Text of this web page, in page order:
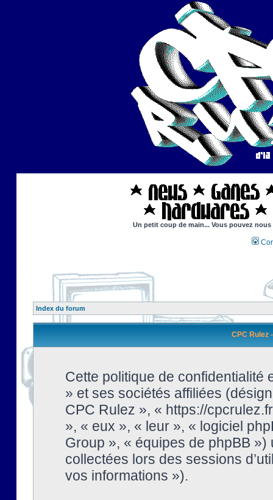
Un petit coup de main... Vous pouvez
Index du forum
CPC Rulez
Cette politique de confidentialité
» et ses sociétés affiliées
CPC Rulez », « https://
», « eux », « leur », « logiciel
Group », « équipes de phpBB
collectées lors des sessions
vos informations »).